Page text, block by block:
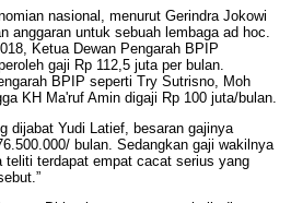
nasional, menurut Gerindra Jokowi
anggaran untuk sebuah lembaga ad hoc.
Ketua Dewan Pengarah BPIP
gaji Rp 112,5 juta per bulan.
BPIP seperti Try Sutrisno, Moh
KH Ma'ruf Amin digaji Rp 100 juta/bulan.
dijabat Yudi Latief, besaran gajinya
bulan. Sedangkan gaji wakilnya
teliti terdapat empat cacat serius yang